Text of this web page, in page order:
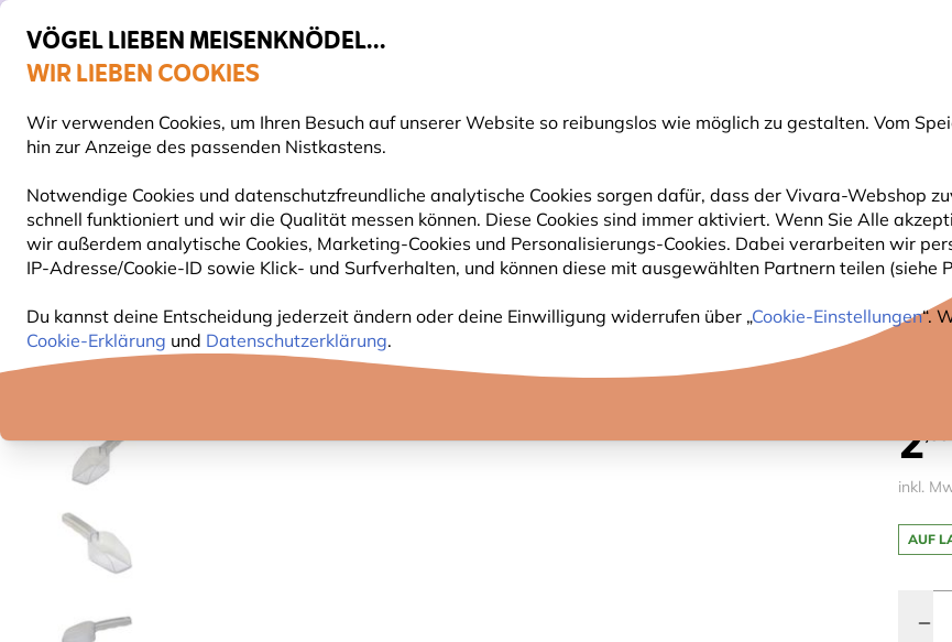
VÖGEL LIEBEN MEISENKNÖDEL...
WIR LIEBEN COOKIES
Wir verwenden Cookies, um Ihren Besuch auf unserer Website so reibungslos wie möglich zu gestalten. Vom
hin zur Anzeige des passenden Nistkastens.
Notwendige Cookies und datenschutzfreundliche analytische Cookies sorgen dafür, dass der Vivara-Webshop
schnell funktioniert und wir die Qualität messen können. Diese Cookies sind immer aktiviert. Wenn Sie Alle
wir außerdem analytische Cookies, Marketing-Cookies und Personalisierungs-Cookies. Dabei verarbeiten wir
IP-Adresse/Cookie-ID sowie Klick- und Surfverhalten, und können diese mit ausgewählten Partnern teilen (siehe
Du kannst deine Entscheidung jederzeit ändern oder deine Einwilligung widerrufen über „Cookie-Einstellungen“.
Cookie-Erklärung und Datenschutzerklärung.
Gratis Versand ab 65 €
Suche
VOGELFUTTER FUTTERHÄUSER NISTKÄSTEN GARTENTIERE PFLANZEN
2
inkl.
AUF